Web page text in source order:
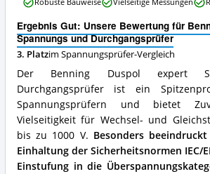
Ergebnis Gut: Unsere Bewertung für
Spannungs und Durchgangsprüfer
3. Platzim Spannungsprüfer-Vergleich
Der Benning Duspol expert
Durchgangsprüfer ist ein
Spannungsprüfern und bietet
Vielseitigkeit für Wechsel- und
bis zu 1000 V. Besonders
Einhaltung der Sicherheitsnormen IEC/
Einstufung in die
expert
und
Durchgangsprüfer
Vorteile:
Was
spricht
für
diesen
Spannungsprüfer?
Robuste Bauweise
Vielseitige Messungen